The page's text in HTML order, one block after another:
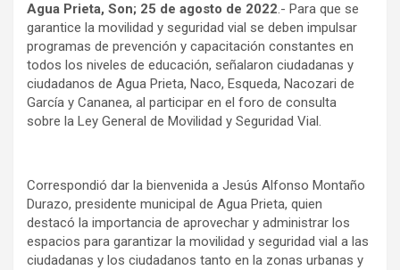
Agua Prieta, Son; 25 de agosto de 2022.- Para que se
garantice la movilidad y seguridad vial se deben impulsar
programas de prevención y capacitación constantes en
todos los niveles de educación, señalaron ciudadanas y
ciudadanos de Agua Prieta, Naco, Esqueda, Nacozari de
García y Cananea, al participar en el foro de consulta
sobre la Ley General de Movilidad y Seguridad Vial.
Correspondió dar la bienvenida a Jesús Alfonso Montaño
Durazo, presidente municipal de Agua Prieta, quien
destacó la importancia de aprovechar y administrar los
espacios para garantizar la movilidad y seguridad vial a las
ciudadanas y los ciudadanos tanto en la zonas urbanas y